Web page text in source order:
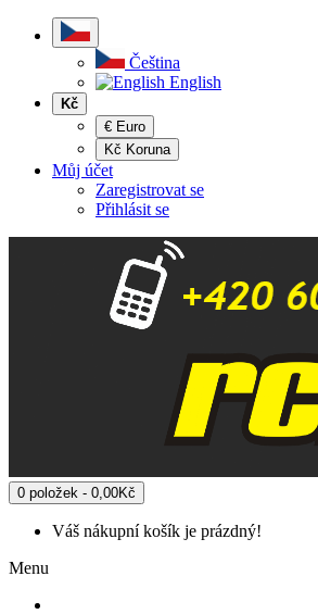
Čeština
English
Kč
€ Euro
Kč Koruna
Můj účet
Zaregistrovat se
Přihlásit se
0 položek - 0,00Kč
Váš nákupní košík je prázdný!
Menu